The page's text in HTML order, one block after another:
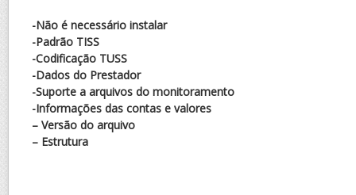
-Não é necessário instalar
-Padrão TISS
-Codificação TUSS
-Dados do Prestador
-Suporte a arquivos do monitoramento
-Informações das contas e valores
– Versão do arquivo
– Estrutura